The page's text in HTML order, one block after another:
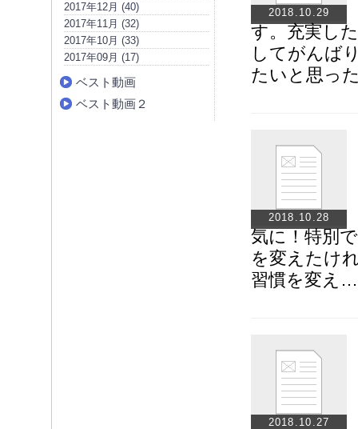
2018.10.29
す。充実し
してがんば
たいと思っ
2018.10.28
気に！特別
を変えたけ
習慣を変え…
2018.10.27
2017年12月 (40)
2017年11月 (32)
2017年10月 (33)
2017年09月 (17)
ベスト動画
ベスト動画２